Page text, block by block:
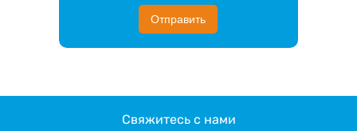
Отправить
Свяжитесь с нами